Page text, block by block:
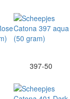
397-50